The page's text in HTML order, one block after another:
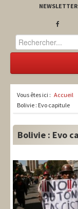
NEWSLETTER
Europe
International
Syndical
Vous êtes ici : Accueil
Bolivie : Evo capitule
Bolivie : Evo